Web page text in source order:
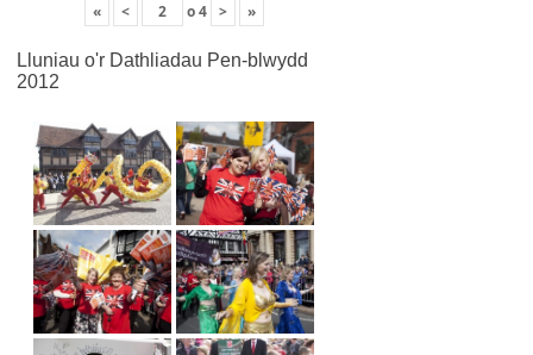
« < o4 > »
Lluniau o'r Dathliadau Pen-blwydd
2012